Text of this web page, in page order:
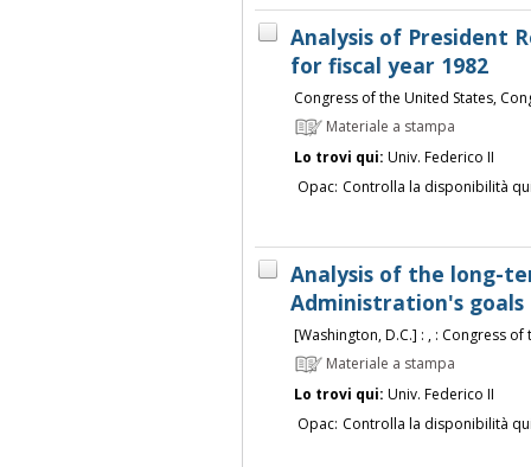
Analysis of President
for fiscal year 1982
Congress of the United States,
Materiale a stampa
Lo trovi qui: Univ. Federico II
Opac: Controlla la disponibilità
Analysis of the long-
Administration's
[Washington, D.C.] : , : Congress
Materiale a stampa
Lo trovi qui: Univ. Federico II
Opac: Controlla la disponibilità